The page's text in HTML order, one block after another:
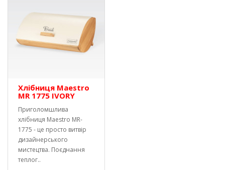
Хлібниця Maestro
MR 1775 IVORY
Приголомшлива
хлібниця Maestro MR-
1775 - це просто витвір
дизайнерського
мистецтва. Поєднання
теплог..